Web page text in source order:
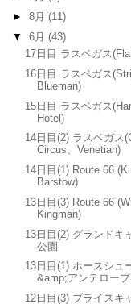
► 8月 (11)
▼ 6月 (43)
17日目 ラスベガス
16日目 ラスベガス
Blueman)
15日目 ラスベガス
Hotel)
14日目(2) ラスベガス
Circus、Venetian)
14日目(1) Route 66
Barstow)
13日目(3) Route 66
Kingman)
13日目(2) グランドキ
公園
13日目(1) ホースシュ
&amp;アンテロー
12日目(3) ブライスキ